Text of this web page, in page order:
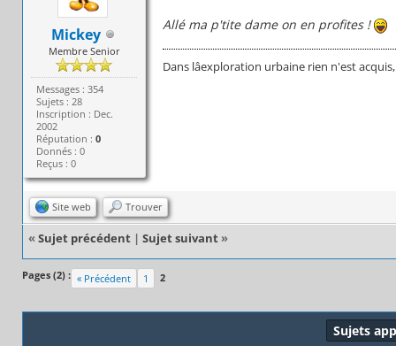
Mickey
Membre Senior
Messages : 354
Sujets : 28
Inscription : Dec.
2002
Réputation :0
Donnés : 0
Reçus : 0
Allé ma p'tite dame on en profites !
Dans lâexploration urbaine rien n'est
Site web Trouver
« Sujet précédent | Sujet suivant »
Pages (2) : « Précédent 1 2
Sujets